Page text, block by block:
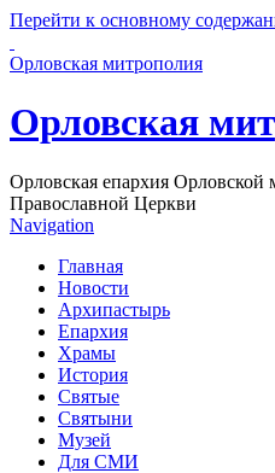
Перейти к основному
Орловская митрополия
Орловская
Орловская епархия Орловской
Православной Церкви
Navigation
Главная
Новости
Архипастырь
Епархия
Храмы
История
Святые
Святыни
Музей
Для СМИ